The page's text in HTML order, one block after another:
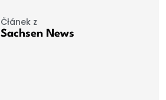
Čłánek z
Sachsen News